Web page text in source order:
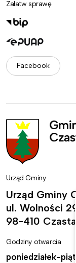
Załatw sprawę
Facebook
Urząd Gminy
Urząd Gminy
ul. Wolności 29,
98-410
Godziny otwarcia
poniedziałek-